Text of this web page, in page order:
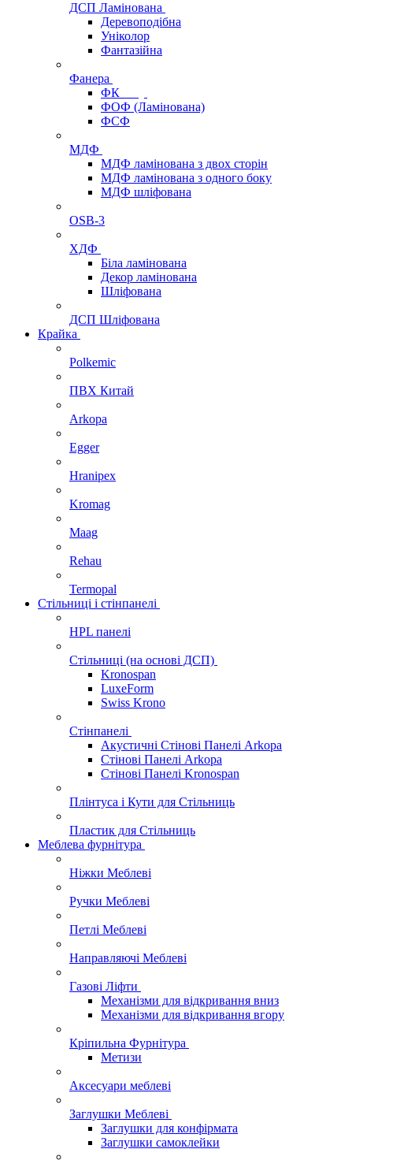
ДСП Ламінована
Деревоподібна
Уніколор
Фантазійна
Фанера
ФК
ФОФ (Ламінована)
ФСФ
МДФ
МДФ ламінована з двох сторін
МДФ ламінована з одного боку
МДФ шліфована
OSB-3
ХДФ
Біла ламінована
Декор ламінована
Шліфована
ДСП Шліфована
Крайка
Polkemic
ПВХ Китай
Arkopa
Egger
Hranipex
Kromag
Maag
Rehau
Termopal
Стільниці і стінпанелі
HPL панелі
Стільниці (на основі ДСП)
Kronospan
LuxeForm
Swiss Krono
Стінпанелі
Акустичні Стінові Панелі Аrkopa
Стінові Панелі Arkopa
Стінові Панелі Kronospan
Плінтуса і Кути для Стільниць
Пластик для Стільниць
Меблева фурнітура
Ніжки Меблеві
Ручки Меблеві
Петлі Меблеві
Направляючі Меблеві
Газові Ліфти
Механізми для відкривання вниз
Механізми для відкривання вгору
Кріпильна Фурнітура
Метизи
Аксесуари меблеві
Заглушки Меблеві
Заглушки для конфірмата
Заглушки самоклейки